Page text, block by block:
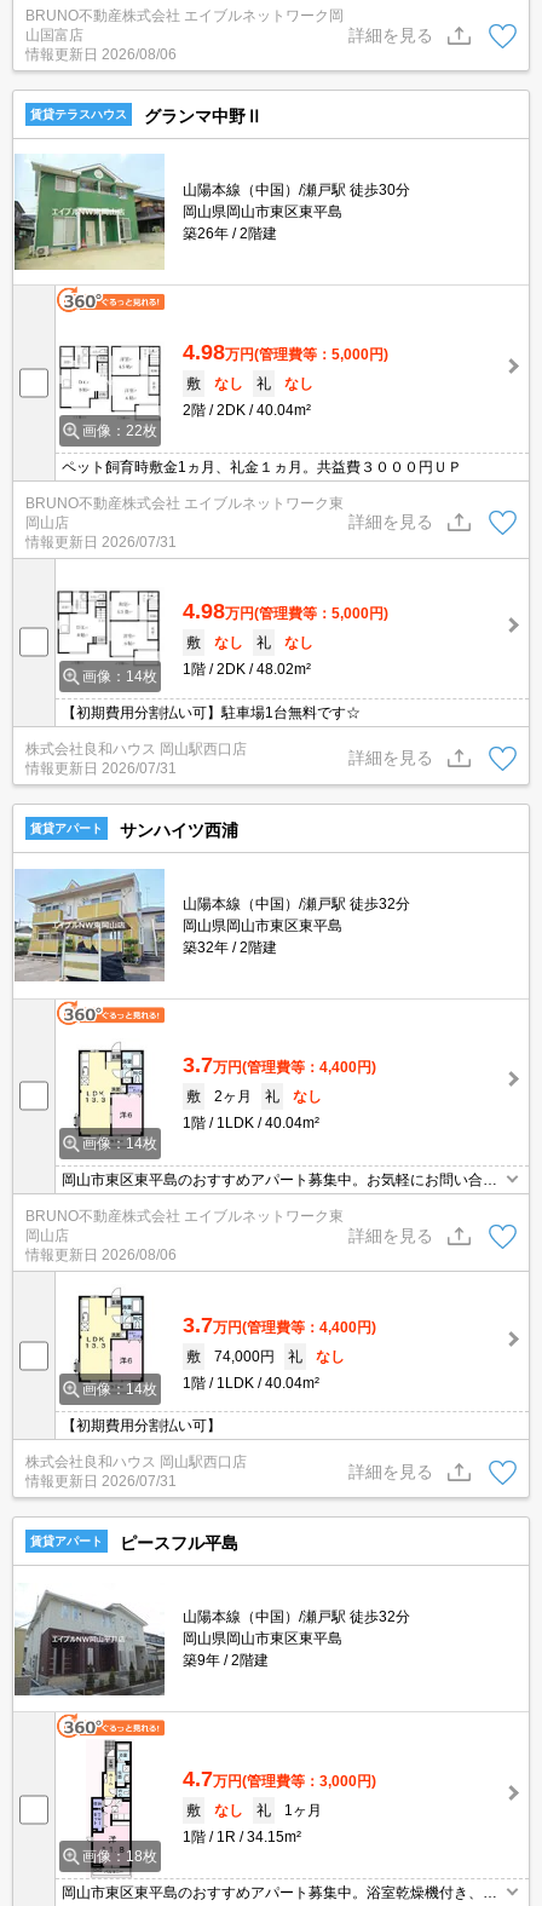
BRUNO不動産株式会社 エイブルネットワーク岡
山国富店
情報更新日 2026/08/06
詳細を見る
賃貸テラスハウス グランマ中野Ⅱ
山陽本線（中国）/瀬戸駅 徒歩30分
岡山県岡山市東区東平島
築26年
2階建
画像：22枚
4.98万円(管理費等：5,000円)
敷
なし 礼
なし
2階
2DK 40.04m²
ペット飼育時敷金1ヵ月、礼金１ヵ月。共益費３０００円ＵＰ
BRUNO不動産株式会社 エイブルネットワーク東
岡山店
情報更新日 2026/07/31
詳細を見る
画像：14枚
4.98万円(管理費等：5,000円)
敷
なし 礼
なし
1階
2DK 48.02m²
【初期費用分割払い可】駐車場1台無料です☆
株式会社良和ハウス 岡山駅西口店
情報更新日 2026/07/31
詳細を見る
賃貸アパート サンハイツ西浦
山陽本線（中国）/瀬戸駅 徒歩32分
岡山県岡山市東区東平島
築32年
2階建
画像：14枚
3.7万円(管理費等：4,400円)
敷
2ヶ月 礼
なし
1階
1LDK 40.04m²
岡山市東区東平島のおすすめアパート募集中。お気軽にお問い合わ
せください。
BRUNO不動産株式会社 エイブルネットワーク東
岡山店
情報更新日 2026/08/06
詳細を見る
画像：14枚
3.7万円(管理費等：4,400円)
敷
74,000円 礼
なし
1階
1LDK 40.04m²
【初期費用分割払い可】
株式会社良和ハウス 岡山駅西口店
情報更新日 2026/07/31
詳細を見る
賃貸アパート ピースフル平島
山陽本線（中国）/瀬戸駅 徒歩32分
岡山県岡山市東区東平島
築9年
2階建
画像：18枚
4.7万円(管理費等：3,000円)
敷
なし 礼
1ヶ月
1階
1R 34.15m²
岡山市東区東平島のおすすめアパート募集中。浴室乾燥機付き、追